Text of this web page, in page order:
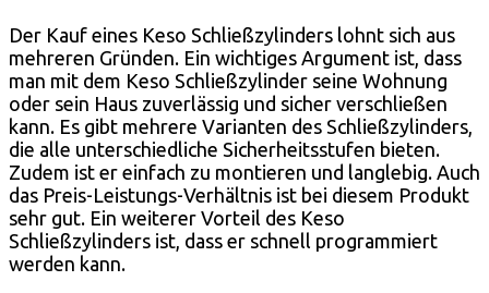
Der Kauf eines Keso Schließzylinders lohnt sich aus
mehreren Gründen. Ein wichtiges Argument ist, dass
man mit dem Keso Schließzylinder seine Wohnung
oder sein Haus zuverlässig und sicher verschließen
kann. Es gibt mehrere Varianten des Schließzylinders,
die alle unterschiedliche Sicherheitsstufen bieten.
Zudem ist er einfach zu montieren und langlebig. Auch
das Preis-Leistungs-Verhältnis ist bei diesem Produkt
sehr gut. Ein weiterer Vorteil des Keso
Schließzylinders ist, dass er schnell programmiert
werden kann.